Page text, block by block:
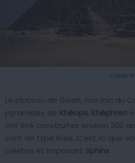
Crédit
Le plateau de Gizeh, non loin du
pyramides de Khéops, Khéphren
ont été construites environ 200
sont de type lisse. C’est ici que
célèbre et imposant Sphinx